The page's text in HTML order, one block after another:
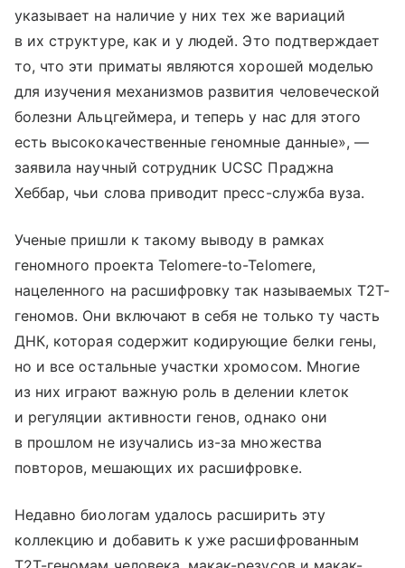
указывает на наличие у них тех же вариаций
в их структуре, как и у людей. Это подтверждает
то, что эти приматы являются хорошей моделью
для изучения механизмов развития человеческой
болезни Альцгеймера, и теперь у нас для этого
есть высококачественные геномные данные», —
заявила научный сотрудник UCSC Праджна
Хеббар, чьи слова приводит пресс-служба вуза.
Ученые пришли к такому выводу в рамках
геномного проекта Telomere-to-Telomere,
нацеленного на расшифровку так называемых Т2Т-
геномов. Они включают в себя не только ту часть
ДНК, которая содержит кодирующие белки гены,
но и все остальные участки хромосом. Многие
из них играют важную роль в делении клеток
и регуляции активности генов, однако они
в прошлом не изучались из-за множества
повторов, мешающих их расшифровке.
Недавно биологам удалось расширить эту
коллекцию и добавить к уже расшифрованным